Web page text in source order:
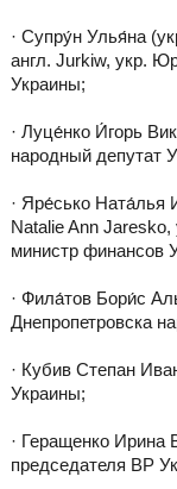
· Супру́н Улья́на
англ. Jurkiw, укр.
Украины;
· Луце́нко И́горь
народный депутат
· Яре́сько Ната́лья
Natalie Ann Jaresko,
министр финансов
· Фила́тов Бори́с
Днепропетровска
· Кубив Степан
Украины;
· Геращенко Ирина
председателя ВР